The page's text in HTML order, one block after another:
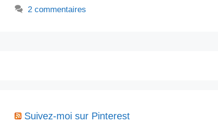
2 commentaires
Suivez-moi sur Pinterest